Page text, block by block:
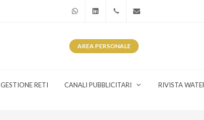
WhatsAppLinkedin+39 345 281 0246
AREA PERSONALE
GESTIONE RETI CANALI PUBBLICITARI RIVISTA